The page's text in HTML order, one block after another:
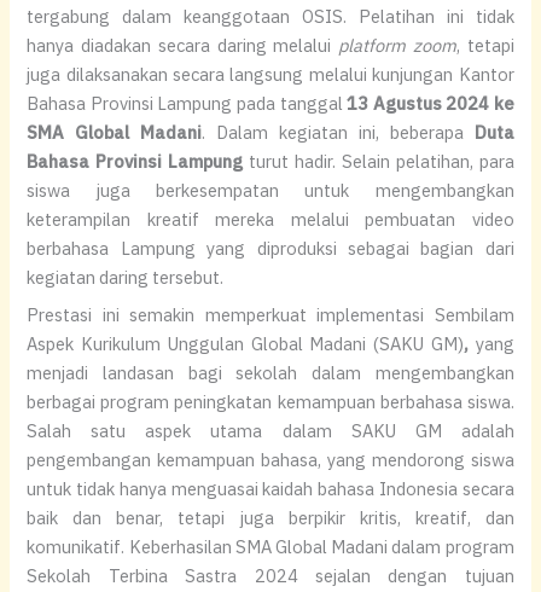
tergabung dalam keanggotaan OSIS. Pelatihan ini tidak
hanya diadakan secara daring melalui platform zoom, tetapi
juga dilaksanakan secara langsung melalui kunjungan Kantor
Bahasa Provinsi Lampung pada tanggal13 Agustus 2024 ke
SMA Global Madani. Dalam kegiatan ini, beberapa Duta
Bahasa Provinsi Lampung turut hadir. Selain pelatihan, para
siswa juga berkesempatan untuk mengembangkan
keterampilan kreatif mereka melalui pembuatan video
berbahasa Lampung yang diproduksi sebagai bagian dari
kegiatan daring tersebut.
Prestasi ini semakin memperkuat implementasi Sembilam
Aspek Kurikulum Unggulan Global Madani (SAKU GM),yang
menjadi landasan bagi sekolah dalam mengembangkan
berbagai program peningkatan kemampuan berbahasa siswa.
Salah satu aspek utama dalam SAKU GM adalah
pengembangan kemampuan bahasa, yang mendorong siswa
untuk tidak hanya menguasai kaidah bahasa Indonesia secara
baik dan benar, tetapi juga berpikir kritis, kreatif, dan
komunikatif. Keberhasilan SMA Global Madani dalam program
Sekolah Terbina Sastra 2024 sejalan dengan tujuan